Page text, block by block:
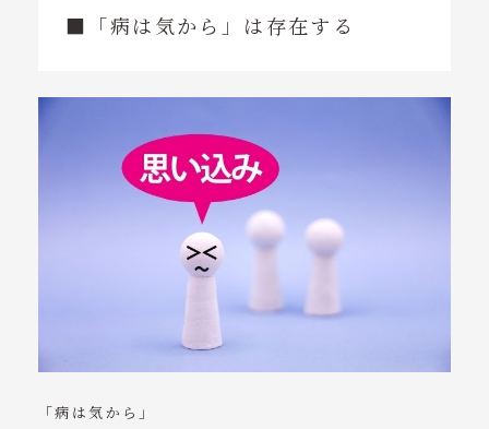
■「病は気から」は存在する
「病は気から」